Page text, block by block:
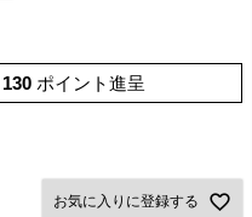
130 ポイント進呈
お気に入りに登録する